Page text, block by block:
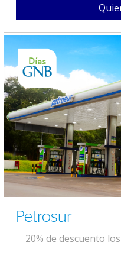
Petrosur
20% de descuento